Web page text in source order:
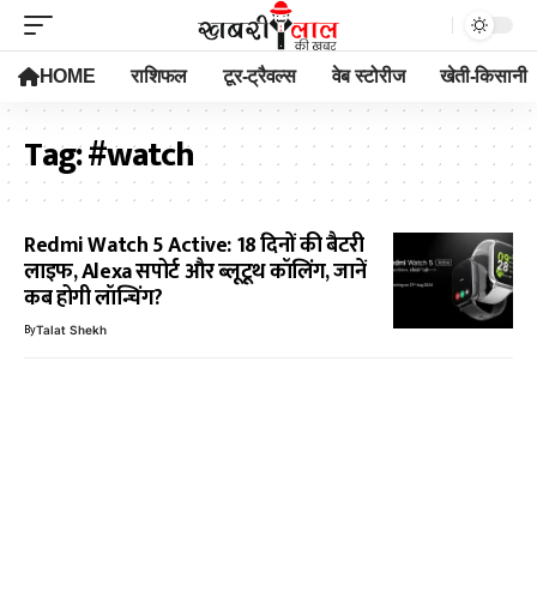
HOME राशिफल टूर-ट्रैवल्स वेब स्टोरीज खेती-किसानी
Tag:#watch
Redmi Watch 5 Active: 18 दिनों की बैटरी
लाइफ, Alexa सपोर्ट और ब्लूटूथ कॉलिंग, जानें
कब होगी लॉन्चिंग?
ByTalat Shekh